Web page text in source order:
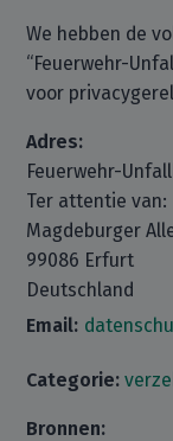
We hebben de
“Feuerwehr-
voor
Adres:
Feuerwehr-
Ter attentie van:
Magdeburger
99086 Erfurt
Deutschland
Email:
Categorie:
Bronnen: